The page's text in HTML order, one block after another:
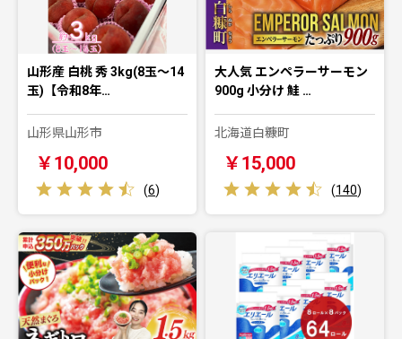
山形産 白桃 秀 3kg(8玉～14
玉)【令和8年…
山形県山形市
￥10,000
(6)
大人気 エンペラーサーモン
900g 小分け 鮭 …
北海道白糠町
￥15,000
(140)